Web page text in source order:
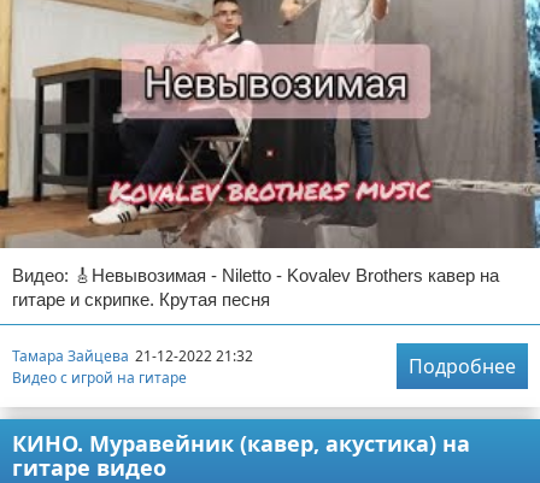
Видео: 🎸Невывозимая - Niletto - Kovalev Brothers кавер на
гитаре и скрипке. Крутая песня
Тамара Зайцева 21-12-2022 21:32
Видео с игрой на гитаре
Подробнее
КИНО. Муравейник (кавер, акустика) на
гитаре видео